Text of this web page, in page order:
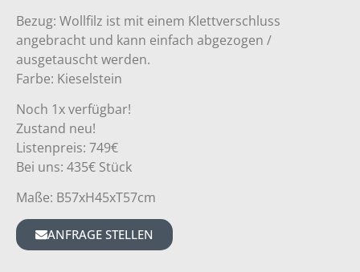
Bezug: Wollfilz ist mit einem Klettverschluss
angebracht und kann einfach abgezogen /
ausgetauscht werden.
Farbe: Kieselstein
Noch 1x verfügbar!
Zustand neu!
Listenpreis: 749€
Bei uns: 435€ Stück
Maße: B57xH45xT57cm
ANFRAGE STELLEN